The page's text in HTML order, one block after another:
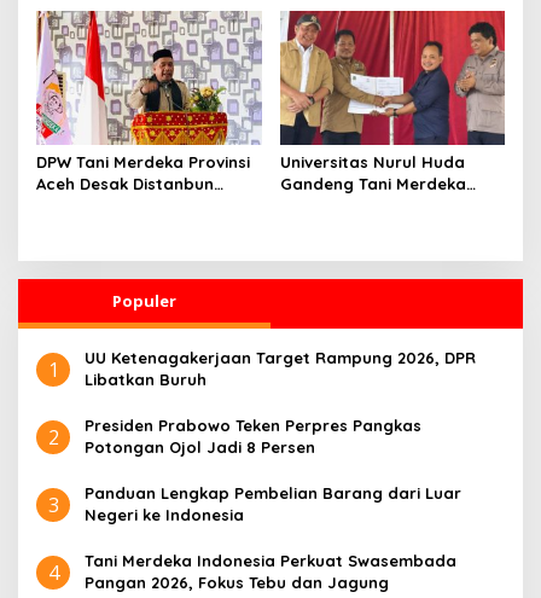
dalam Sehari
Sains dan Teknologi
DPW Tani Merdeka Provinsi
Aceh Desak Distanbun
Universitas Nurul Huda
Gandeng Tani Merdeka
Populer
1
UU Ketenagakerjaan Target Rampung 2026, DPR
Libatkan Buruh
2
Presiden Prabowo Teken Perpres Pangkas
Potongan Ojol Jadi 8 Persen
3
Panduan Lengkap Pembelian Barang dari Luar
Negeri ke Indonesia
4
Tani Merdeka Indonesia Perkuat Swasembada
Pangan 2026, Fokus Tebu dan Jagung